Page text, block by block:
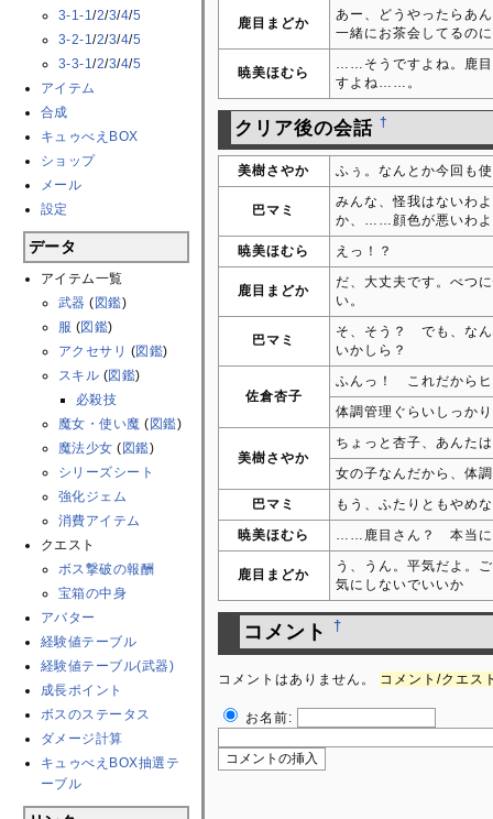
3-1-1/2/3/4/5
3-2-1/2/3/4/5
3-3-1/2/3/4/5
アイテム
合成
キュゥべえBOX
ショップ
メール
設定
データ
アイテム一覧
武器 (図鑑)
服 (図鑑)
アクセサリ (図鑑)
スキル (図鑑)
必殺技
魔女・使い魔 (図鑑)
魔法少女 (図鑑)
シリーズシート
強化ジェム
消費アイテム
クエスト
ボス撃破の報酬
宝箱の中身
アバター
経験値テーブル
経験値テーブル(武器)
成長ポイント
ボスのステータス
ダメージ計算
キュゥべえBOX抽選テ
ーブル
鹿目まどか
あー、どうやったらあ
一緒にお茶会してるの
暁美ほむら
……そうですよね。鹿目
すよね……。
クリア後の会話 †
美樹さやか ふぅ。なんとか今回も
巴マミ
みんな、怪我はない
か、……顔色が悪いわ
暁美ほむら
えっ！？
鹿目まどか
だ、大丈夫です。べつ
い。
巴マミ
そ、そう？ でも、な
いかしら？
佐倉杏子
ふんっ！ これだから
体調管理ぐらいしっか
美樹さやか
ちょっと杏子、あんた
女の子なんだから、体
巴マミ
もう、ふたりともやめ
暁美ほむら
……鹿目さん？ 本当に
鹿目まどか
う、うん。平気だよ。
気にしないでいいか
コメント †
コメントはありません。 コメント/クエス
お名前: